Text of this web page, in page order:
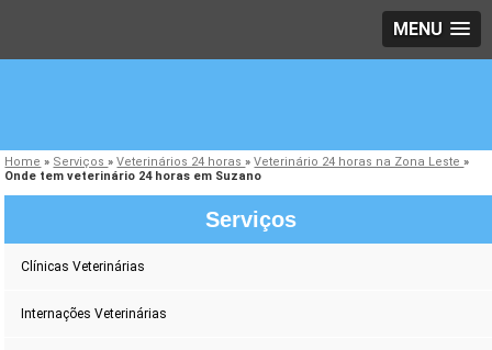
MENU
Home » Serviços»Veterinários 24 horas»Veterinário 24 horas na Zona Leste»
Onde tem veterinário 24 horas em Suzano
Serviços
Clínicas Veterinárias
Internações Veterinárias